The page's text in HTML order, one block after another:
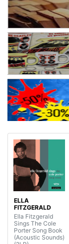
ELLA
FITZGERALD
Ella Fitzgerald
Sings The Cole
Porter Song Book
(Acoustic Sounds)